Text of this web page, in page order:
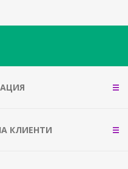
КЛИЕНТИ